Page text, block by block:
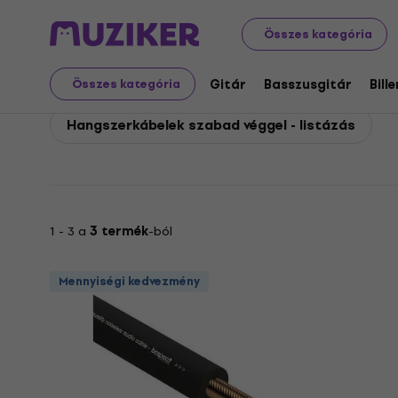
Összes kategória
Összes kategória Gitár Basszusgitár
Bespeco Tartozékok Kábelek, konnektorok és
Bespeco
Hangszerkábelek szabad véggel - listázás
1 - 3 a 3 termék-ból
Mennyiségi kedvezmény